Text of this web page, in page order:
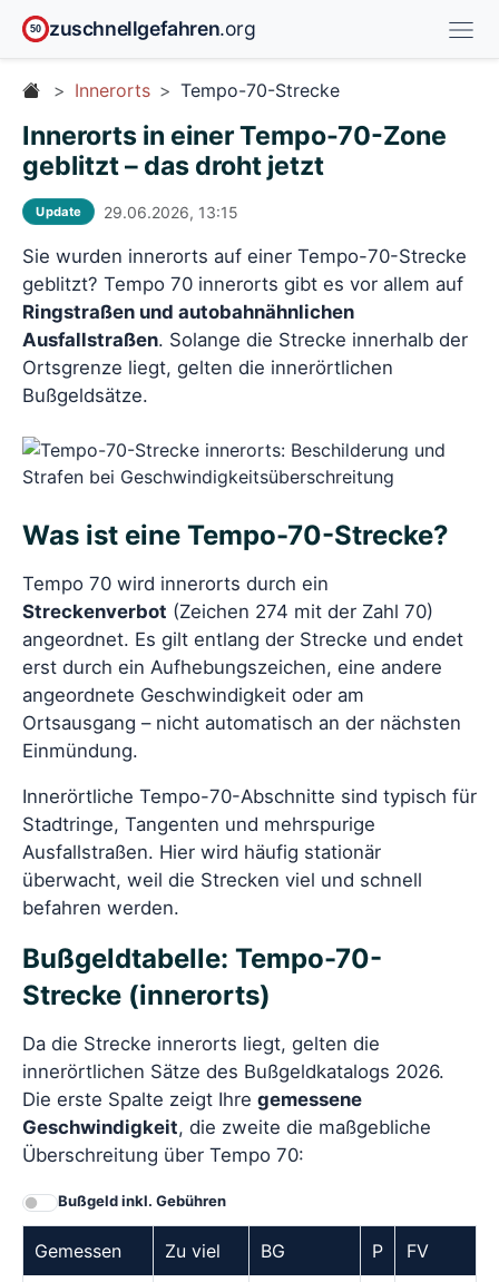
50 zuschnellgefahren.org
Innerorts Tempo-70-Strecke
Innerorts in einer Tempo-70-Zone
geblitzt – das droht jetzt
Update 29.06.2026, 13:15
Sie wurden innerorts auf einer Tempo-70-Strecke
geblitzt? Tempo 70 innerorts gibt es vor allem auf
Ringstraßen und autobahnähnlichen
Ausfallstraßen. Solange die Strecke innerhalb der
Ortsgrenze liegt, gelten die innerörtlichen
Bußgeldsätze.
Was ist eine Tempo-70-Strecke?
Tempo 70 wird innerorts durch ein
Streckenverbot (Zeichen 274 mit der Zahl 70)
angeordnet. Es gilt entlang der Strecke und endet
erst durch ein Aufhebungszeichen, eine andere
angeordnete Geschwindigkeit oder am
Ortsausgang – nicht automatisch an der nächsten
Einmündung.
Innerörtliche Tempo-70-Abschnitte sind typisch für
Stadtringe, Tangenten und mehrspurige
Ausfallstraßen. Hier wird häufig stationär
überwacht, weil die Strecken viel und schnell
befahren werden.
Bußgeldtabelle: Tempo-70-
Strecke (innerorts)
Da die Strecke innerorts liegt, gelten die
innerörtlichen Sätze des Bußgeldkatalogs 2026.
Die erste Spalte zeigt Ihre gemessene
Geschwindigkeit, die zweite die maßgebliche
Überschreitung über Tempo 70:
Bußgeld inkl. Gebühren
Gemessen Zu viel BG P
FV